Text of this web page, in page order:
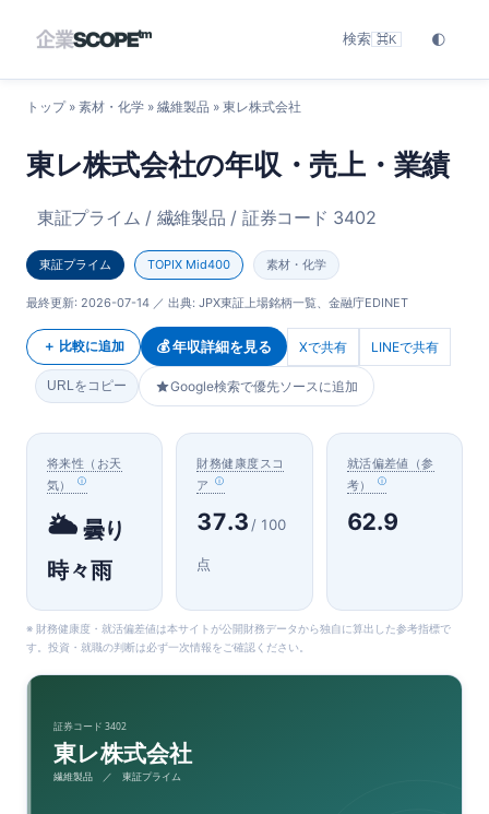
検索 ⌘K 🌓
トップ» 素材・化学 » 繊維製品 » 東レ株式会社
東レ株式会社の年収・売上・業績
東証プライム / 繊維製品 / 証券コード 3402
東証プライム TOPIX Mid400 素材・化学
最終更新: 2026-07-14 ／ 出典: JPX東証上場銘柄一覧、金融庁EDINET
＋ 比較に追加 💰 年収詳細を見る Xで共有 LINEで共有
URLをコピー Google検索で優先ソースに追加
将来性（お天
気）
🌥️曇り
時々雨
財務健康度スコ
ア
37.3 / 100
点
就活偏差値（参
考）
62.9
※ 財務健康度・就活偏差値は本サイトが公開財務データから独自に算出した参考指標で
す。投資・就職の判断は必ず一次情報をご確認ください。
証券コード 3402
東レ株式会社
繊維製品 ／ 東証プライム